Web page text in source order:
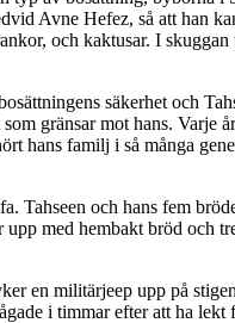
Avne Hefez, så att han
och kaktusar. I
säkerhet och
gränsar mot hans. Varje
hans familj i så många
Tahseen och hans fem
med hembakt bröd och
en militärjeep upp på
i timmar efter att ha lekt